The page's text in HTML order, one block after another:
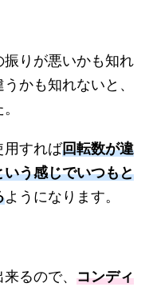
りが悪いかも知れ
かも知れないと、
用すれば回転数が違
う感じでいつもと
ようになります。
るので、 コンディ